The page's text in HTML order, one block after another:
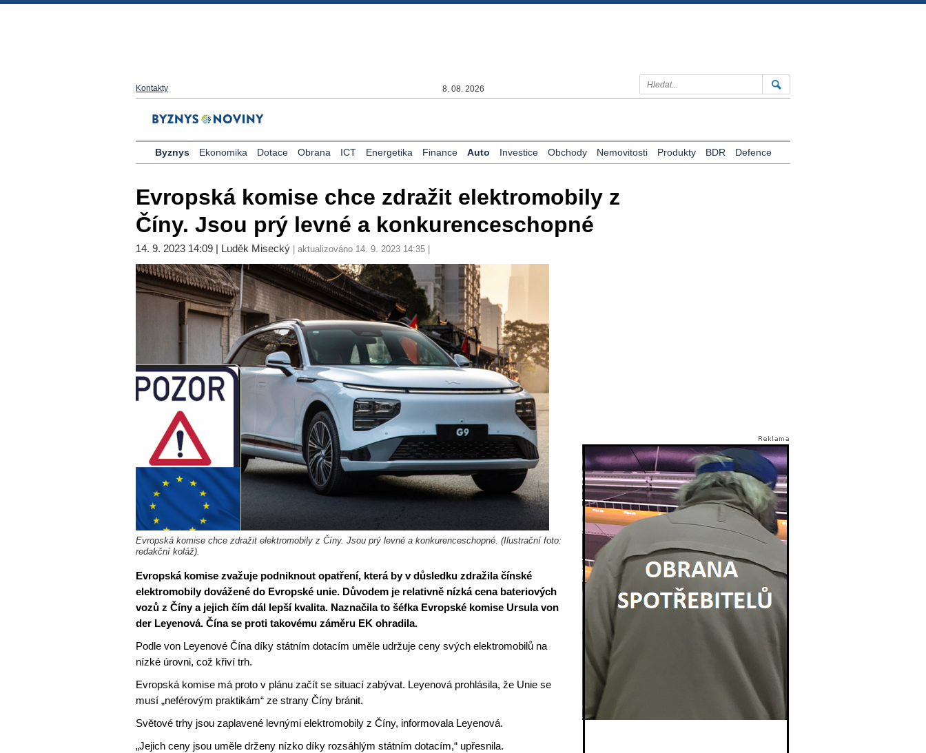
Kontakty 8. 08. 2026
Byznys Ekonomika Dotace Obrana ICT Energetika Finance Auto Investice Obchody Nemovitosti Produkty BDR Defence
Evropská komise chce zdražit elektromobily z
Číny. Jsou prý levné a konkurenceschopné
14. 9. 2023 14:09 | Luděk Misecký | aktualizováno 14. 9. 2023 14:35 |
Evropská komise chce zdražit elektromobily z Číny. Jsou prý levné a konkurenceschopné. (Ilustrační foto:
redakční koláž).
Evropská komise zvažuje podniknout opatření, která by v důsledku zdražila čínské
elektromobily dovážené do Evropské unie. Důvodem je relativně nízká cena bateriových
vozů z Číny a jejich čím dál lepší kvalita. Naznačila to šéfka Evropské komise Ursula von
der Leyenová. Čína se proti takovému záměru EK ohradila.
Podle von Leyenové Čína díky státním dotacím uměle udržuje ceny svých elektromobilů na
nízké úrovni, což křiví trh.
Evropská komise má proto v plánu začít se situací zabývat. Leyenová prohlásila, že Unie se
musí „neférovým praktikám“ ze strany Číny bránit.
Světové trhy jsou zaplavené levnými elektromobily z Číny, informovala Leyenová.
„Jejich ceny jsou uměle drženy nízko díky rozsáhlým státním dotacím,“ upřesnila.